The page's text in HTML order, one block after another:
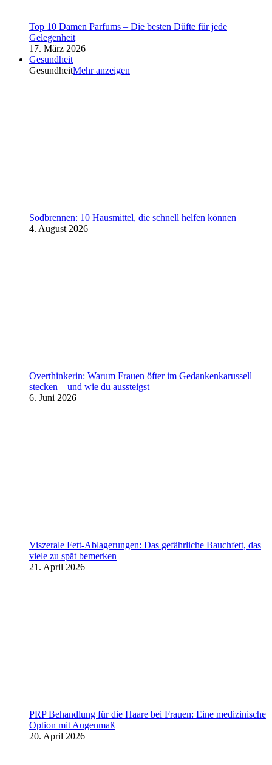
Top 10 Damen Parfums – Die besten Düfte für jede
Gelegenheit
17. März 2026
Gesundheit
GesundheitMehr anzeigen
Sodbrennen: 10 Hausmittel, die schnell helfen können
4. August 2026
Overthinkerin: Warum Frauen öfter im Gedankenkarussell
stecken – und wie du aussteigst
6. Juni 2026
Viszerale Fett-Ablagerungen: Das gefährliche Bauchfett, das
viele zu spät bemerken
21. April 2026
PRP Behandlung für die Haare bei Frauen: Eine medizinische
Option mit Augenmaß
20. April 2026